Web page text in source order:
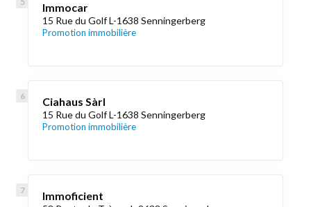
Immocar
15 Rue du Golf L-1638 Senningerberg
Promotion immobilière
Ciahaus Sàrl
15 Rue du Golf L-1638 Senningerberg
Promotion immobilière
Immoficient